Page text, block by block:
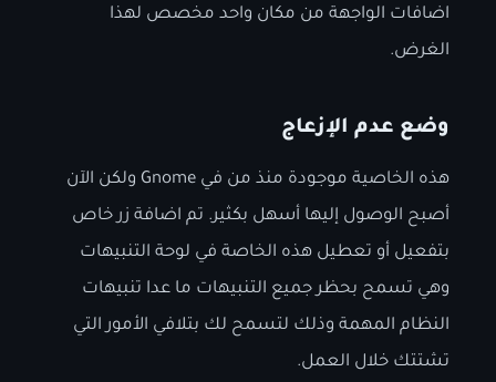
اضافات الواجهة من مكان واحد مخصص لهذا
الغرض.
وضع عدم الإزعاج
هذه الخاصية موجودة منذ من في Gnome ولكن الآن
أصبح الوصول إليها أسهل بكثير. تم اضافة زر خاص
بتفعيل أو تعطيل هذه الخاصة في لوحة التنبيهات
وهي تسمح بحظر جميع التنبيهات ما عدا تنبيهات
النظام المهمة وذلك لتسمح لك بتلافي الأمور التي
تشتتك خلال العمل.